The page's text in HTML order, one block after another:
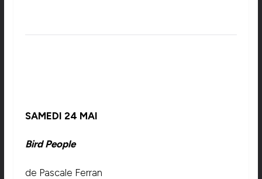
SAMEDI 24 MAI
Bird People
de Pascale Ferran